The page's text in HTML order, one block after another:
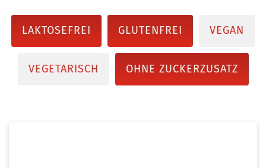
LAKTOSEFREI GLUTENFREI VEGAN
VEGETARISCH OHNE ZUCKERZUSATZ